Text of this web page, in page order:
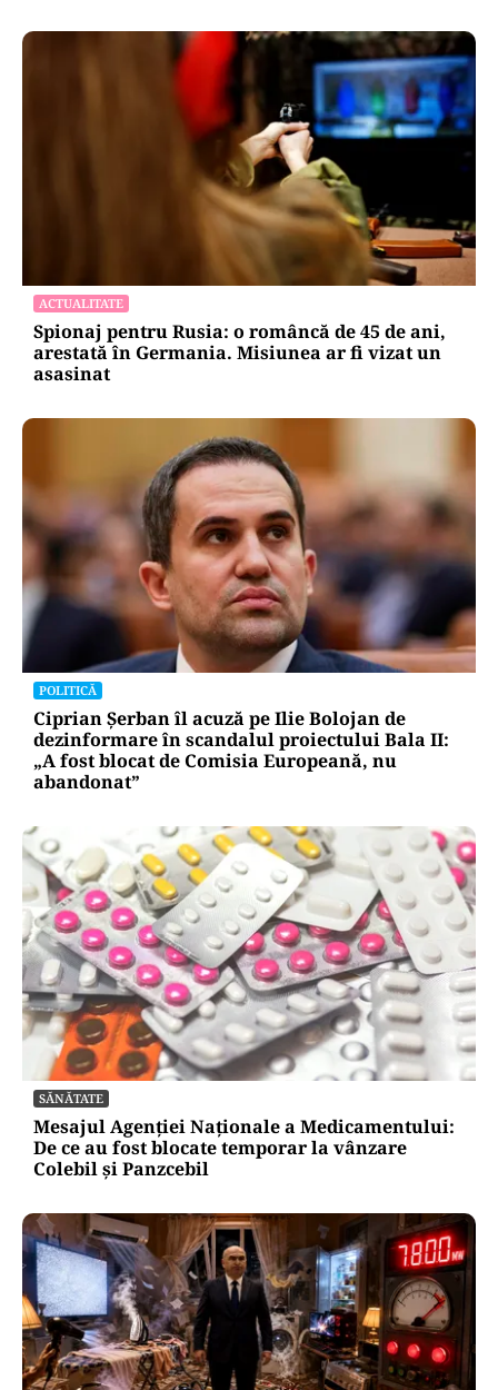
ACTUALITATE
Spionaj pentru Rusia: o româncă de 45 de ani,
arestată în Germania. Misiunea ar fi vizat un
asasinat
POLITICĂ
Ciprian Șerban îl acuză pe Ilie Bolojan de
dezinformare în scandalul proiectului Bala II:
„A fost blocat de Comisia Europeană, nu
abandonat”
SĂNĂTATE
Mesajul Agenției Naționale a Medicamentului:
De ce au fost blocate temporar la vânzare
Colebil și Panzcebil